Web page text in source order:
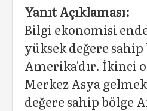
Yanıt Açıklaması:
Bilgi ekonomisi
yüksek değere
Amerika'dır. İkinci
Merkez Asya
değere sahip bölge